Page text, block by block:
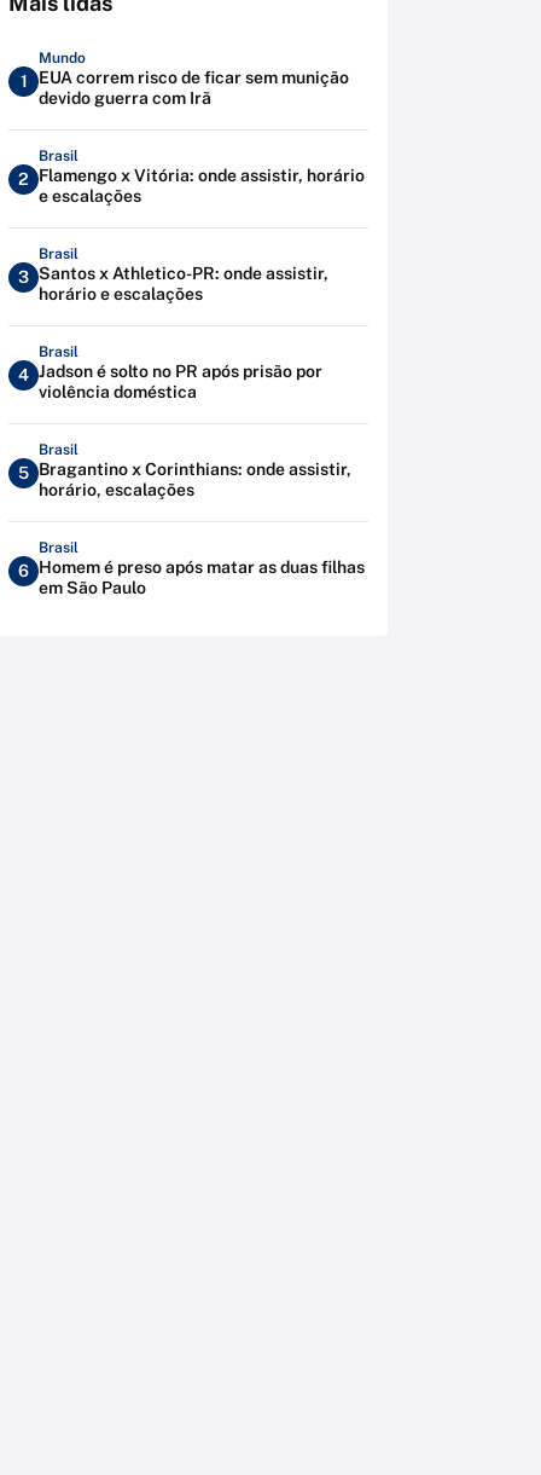
1
Mundo
EUA correm risco de ficar sem munição
devido guerra com Irã
2
Brasil
Flamengo x Vitória: onde assistir, horário
e escalações
3
Brasil
Santos x Athletico-PR: onde assistir,
horário e escalações
4
Brasil
Jadson é solto no PR após prisão por
violência doméstica
5
Brasil
Bragantino x Corinthians: onde assistir,
horário, escalações
6
Brasil
Homem é preso após matar as duas filhas
em São Paulo